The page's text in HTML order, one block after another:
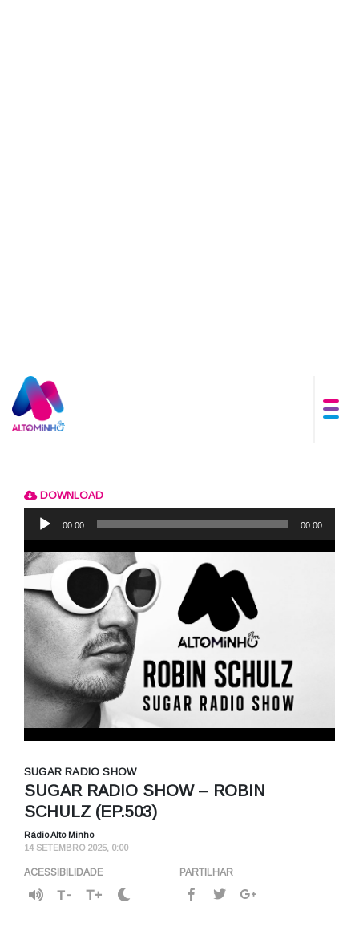
DOWNLOADReprodutor
00:00 00:00
SUGAR RADIO SHOW
SUGAR RADIO SHOW – ROBIN
SCHULZ (EP.503)
Rádio Alto Minho
14 SETEMBRO 2025, 0:00
ACESSIBILIDADE
T- T+
PARTILHAR